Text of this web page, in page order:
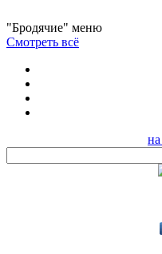
"Бродячие" меню
Смотреть всё